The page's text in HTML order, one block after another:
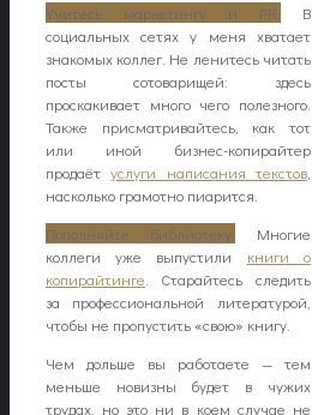
Учитесь маркетингу и PR.
В
социальных сетях у меня хватает
знакомых коллег. Не ленитесь читать
посты сотоварищей: здесь
проскакивает много чего полезного.
Также присматривайтесь, как тот
или иной бизнес-копирайтер
продаётуслуги написания текстов,
насколько грамотно пиарится.
Пополняйте библиотеку.
Многие
коллеги уже выпустили книги о
копирайтинге . Старайтесь следить
за профессиональной литературой,
чтобы не пропустить «свою» книгу.
Чем дольше вы работаете — тем
меньше новизны будет в чужих
трудах, но это ни в коем случае не